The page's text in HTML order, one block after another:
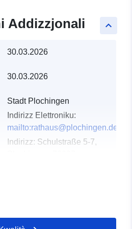
keyboard_arrow_up
Addizzjonali
30.03.2026
30.03.2026
Stadt Plochingen
Indirizz Elettroniku:
mailto:rathaus@plochingen.de
Indirizz: Schulstraße 5-7,
Miżjud ma’ data.europa.eu: